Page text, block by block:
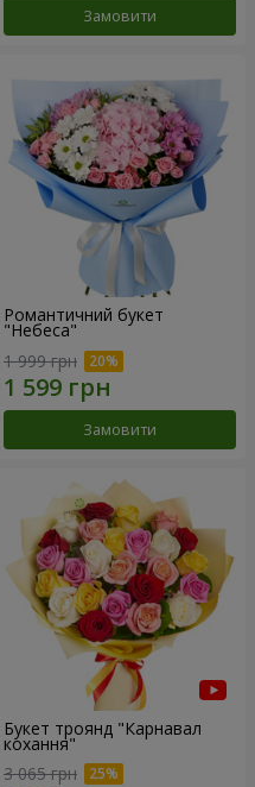
Замовити
Романтичний букет
"Небеса"
1 999 грн
Замовити
Букет троянд "Карнавал
кохання"
3 065 грн